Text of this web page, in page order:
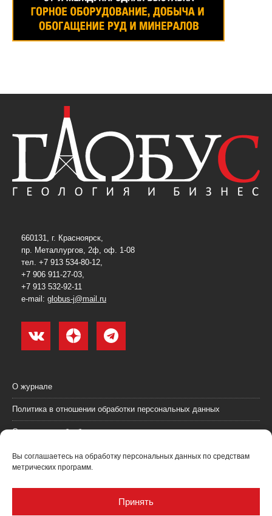
Вы соглашаетесь на обработку персональных данных по средствам
метрических программ.
Принять
660131, г. Красноярск,
пр. Металлургов, 2ф, оф. 1-08
тел. +7 913 534-80-12,
+7 906 911-27-03,
+7 913 532-92-11
e-mail: globus-j@mail.ru
О журнале
Политика в отношении обработки персональных данных
Согласие на обработку персональных данных
Пользовательское соглашение (оферта)